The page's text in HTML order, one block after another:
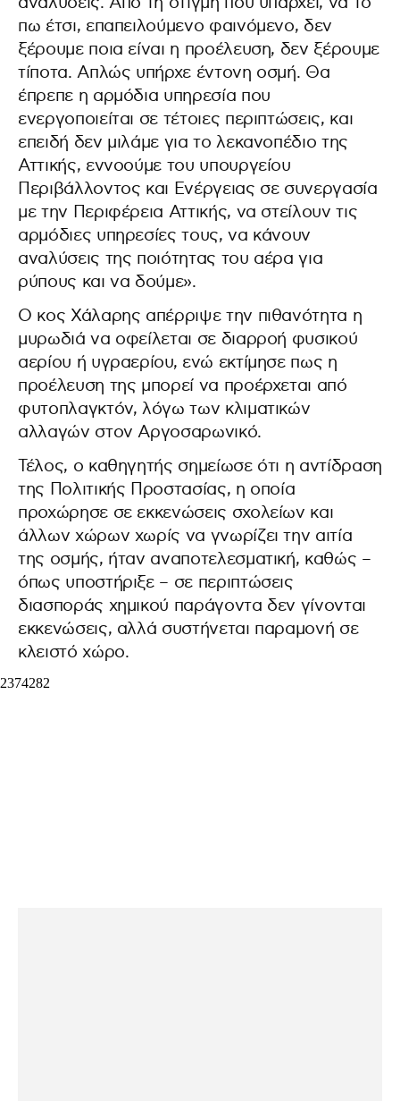
πω έτσι, επαπειλούμενο φαινόμενο, δεν
ξέρουμε ποια είναι η προέλευση, δεν ξέρουμε
τίποτα. Απλώς υπήρχε έντονη οσμή. Θα
έπρεπε η αρμόδια υπηρεσία που
ενεργοποιείται σε τέτοιες περιπτώσεις, και
επειδή δεν μιλάμε για το λεκανοπέδιο της
Αττικής, εννοούμε του υπουργείου
Περιβάλλοντος και Ενέργειας σε συνεργασία
με την Περιφέρεια Αττικής, να στείλουν τις
αρμόδιες υπηρεσίες τους, να κάνουν
αναλύσεις της ποιότητας του αέρα για
ρύπους και να δούμε».
Ο κος Χάλαρης απέρριψε την πιθανότητα η
μυρωδιά να οφείλεται σε διαρροή φυσικού
αερίου ή υγραερίου, ενώ εκτίμησε πως η
προέλευση της μπορεί να προέρχεται από
φυτοπλαγκτόν, λόγω των κλιματικών
αλλαγών στον Αργοσαρωνικό.
Τέλος, ο καθηγητής σημείωσε ότι η αντίδραση
της Πολιτικής Προστασίας, η οποία
προχώρησε σε εκκενώσεις σχολείων και
άλλων χώρων χωρίς να γνωρίζει την αιτία
της οσμής, ήταν αναποτελεσματική, καθώς –
όπως υποστήριξε – σε περιπτώσεις
διασποράς χημικού παράγοντα δεν γίνονται
εκκενώσεις, αλλά συστήνεται παραμονή σε
κλειστό χώρο.